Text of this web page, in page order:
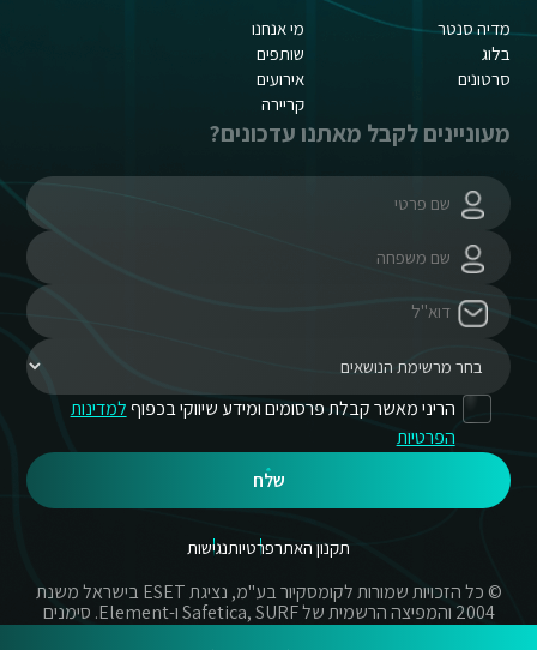
מדיה סנטר
בלוג
סרטונים
מי אנחנו
שותפים
אירועים
קריירה
מעוניינים לקבל מאתנו עדכונים?
הריני מאשר קבלת פרסומים ומידע שיווקי בכפוףלמדינות
הפרטיות
שלח
תקנון האתרפרטיותנגישות
© כל הזכויות שמורות לקומסקיור בע"מ, נציגת ESET בישראל משנת
2004 והמפיצה הרשמית של Safetica, SURF ו-Element. סימנים
מסחריים אשר בשימוש באתר זה הינם סימנים מסחריים או מותגים